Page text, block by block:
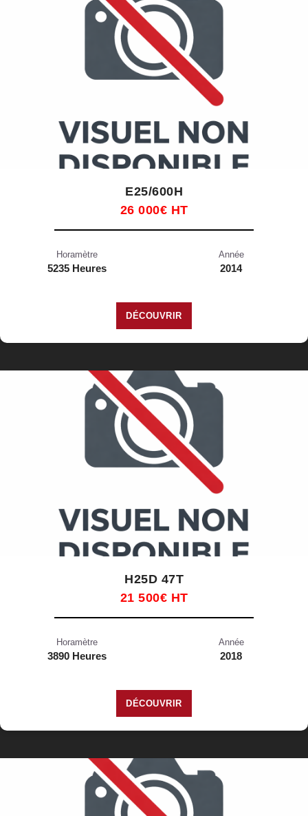
E25/600H
26 000€ HT
Horamètre
5235 Heures
Année
2014
DÉCOUVRIR
H25D 47T
21 500€ HT
Horamètre
3890 Heures
Année
2018
DÉCOUVRIR